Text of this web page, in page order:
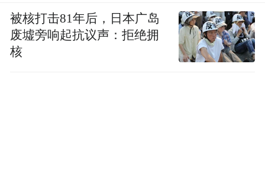
被核打击81年后，日本广岛
废墟旁响起抗议声：拒绝拥
核